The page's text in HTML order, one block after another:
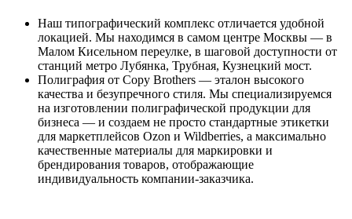
Наш типографический комплекс отличается удобной
локацией. Мы находимся в самом центре Москвы — в
Малом Кисельном переулке, в шаговой доступности от
станций метро Лубянка, Трубная, Кузнецкий мост.
Полиграфия от Copy Brothers — эталон высокого
качества и безупречного стиля. Мы специализируемся
на изготовлении полиграфической продукции для
бизнеса — и создаем не просто стандартные этикетки
для маркетплейсов Ozon и Wildberries, а максимально
качественные материалы для маркировки и
брендирования товаров, отображающие
индивидуальность компании-заказчика.